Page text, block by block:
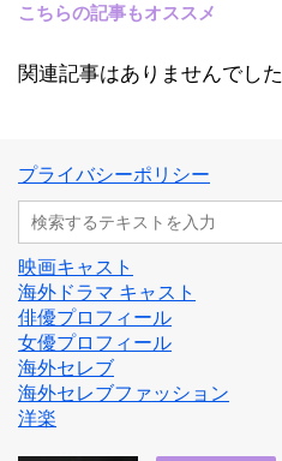
こちらの記事もオススメ
関連記事はありませんでした
プライバシーポリシー
映画キャスト
海外ドラマ キャスト
俳優プロフィール
女優プロフィール
海外セレブ
海外セレブファッション
洋楽